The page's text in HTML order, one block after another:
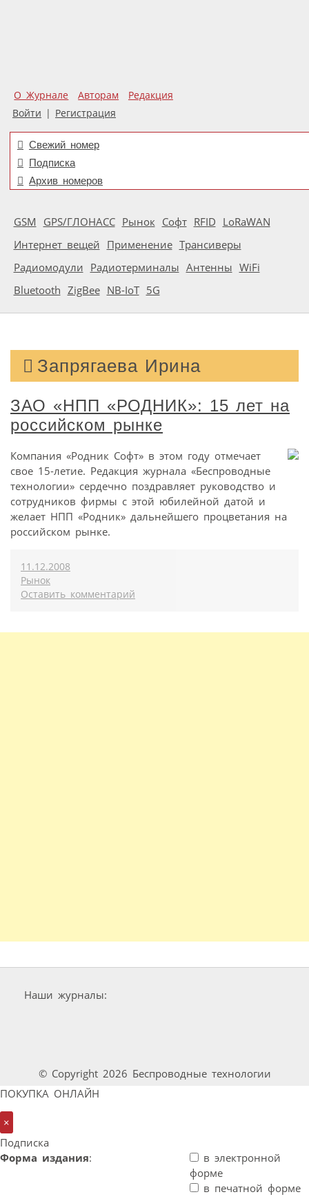
О Журнале Авторам
Редакция
Войти | Регистрация
Свежий номер
Подписка
Архив номеров
GSM GPS/ГЛОНАСС Рынок Софт RFID LoRaWAN
Интернет вещей Применение Трансиверы
Радиомодули Радиотерминалы Антенны WiFi
Bluetooth ZigBee NB-IoT 5G
Запрягаева Ирина
ЗАО «НПП «РОДНИК»: 15 лет на
российском рынке
Компания «Родник Софт» в этом году отмечает
свое 15-летие. Редакция журнала «Беспроводные
технологии» сердечно поздравляет руководство и
сотрудников фирмы с этой юбилейной датой и
желает НПП «Родник» дальнейшего процветания на
российском рынке.
11.12.2008
Рынок
Оставить комментарий
Наши журналы:
© Copyright 2026 Беспроводные технологии
ПОКУПКА ОНЛАЙН
×
Подписка
Форма издания:
в электронной
форме
в печатной форме